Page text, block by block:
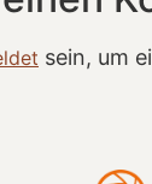
sein, um